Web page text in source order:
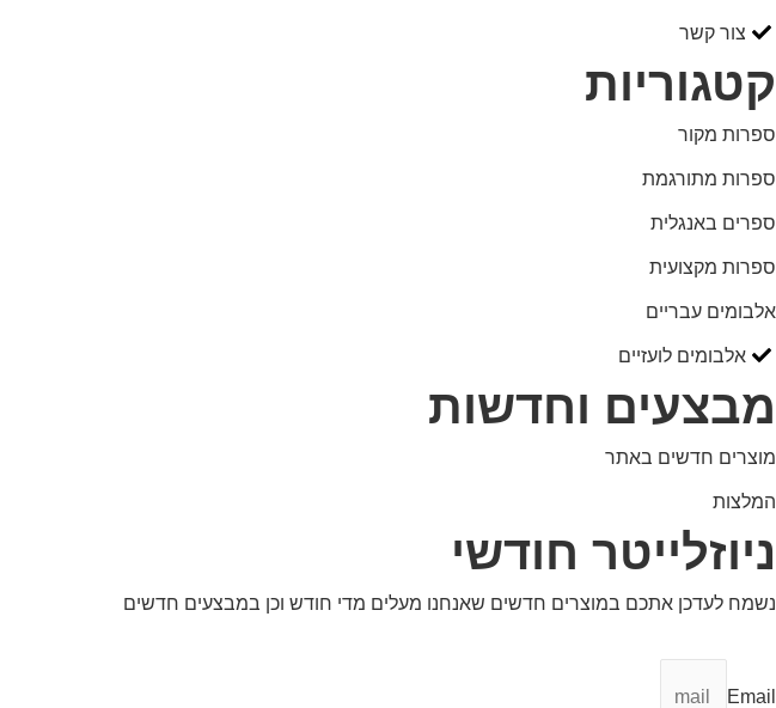
צור קשר
קטגוריות
ספרות מקור
ספרות מתורגמת
ספרים באנגלית
ספרות מקצועית
אלבומים עבריים
אלבומים לועזיים
מבצעים וחדשות
מוצרים חדשים באתר
המלצות
ניוזלייטר חודשי
נשמח לעדכן אתכם במוצרים חדשים שאנחנו מעלים מדי חודש וכן במבצעים חדשים
Email